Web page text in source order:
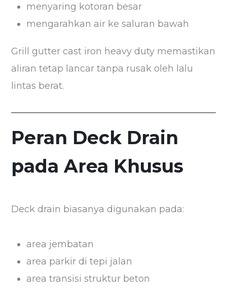
menyaring kotoran besar
mengarahkan air ke saluran bawah
Grill gutter cast iron heavy duty memastikan
aliran tetap lancar tanpa rusak oleh lalu
lintas berat.
Peran Deck Drain
pada Area Khusus
Deck drain biasanya digunakan pada:
area jembatan
area parkir di tepi jalan
area transisi struktur beton